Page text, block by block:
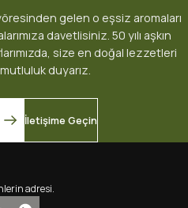
ayni gun kargoya verilir.
1000 TL+ ÜCRETSİZ
bulunuyor. gelen o eşsiz aromaları
davetlisiniz. 50 yılı aşkın
size en doğal lezzetleri
duyarız.
İletişime Geçin
adresi.